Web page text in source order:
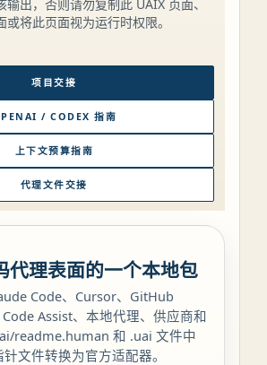
出，否则请勿复制此 UAIX 页面、
将此页面视为运行时权限。
项目交接
/ CODEX 指南
上下文预算指南
代理文件交接
代理表面的一个本地包
Code、Cursor、GitHub
Assist、本地代理、供应商和
readme.human 和 .uai 文件中
文件转换为官方适配器。